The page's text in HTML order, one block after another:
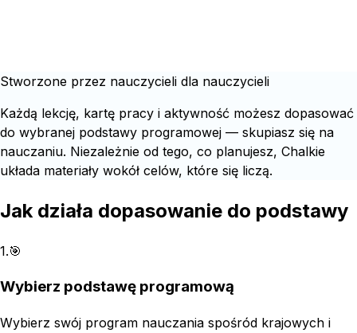
Stworzone przez nauczycieli dla nauczycieli
Każdą lekcję, kartę pracy i aktywność możesz dopasować
do wybranej podstawy programowej — skupiasz się na
nauczaniu. Niezależnie od tego, co planujesz, Chalkie
układa materiały wokół celów, które się liczą.
Jak działa dopasowanie do podstawy
1.🎯
Wybierz podstawę programową
Wybierz swój program nauczania spośród krajowych i